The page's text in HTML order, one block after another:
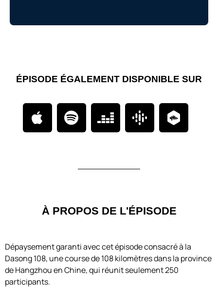
ÉPISODE ÉGALEMENT DISPONIBLE SUR
À PROPOS DE L'ÉPISODE
Dépaysement garanti avec cet épisode consacré à la
Dasong 108, une course de 108 kilomètres dans la province
de Hangzhou en Chine, qui réunit seulement 250
participants.